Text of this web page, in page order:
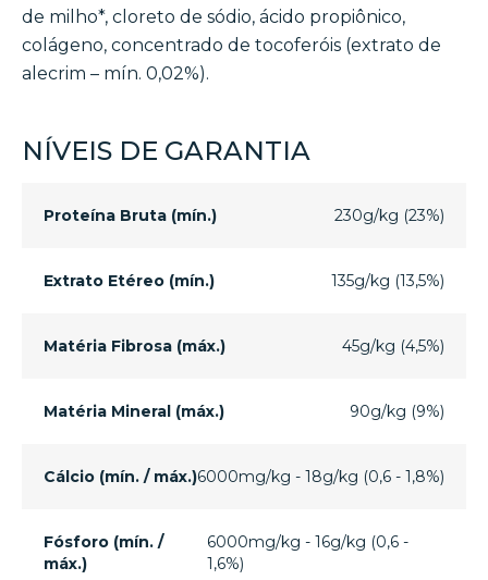
de milho*, cloreto de sódio, ácido propiônico,
colágeno, concentrado de tocoferóis (extrato de
alecrim – mín. 0,02%).
NÍVEIS DE GARANTIA
Proteína Bruta (mín.) 230g/kg (23%)
Extrato Etéreo (mín.) 135g/kg (13,5%)
Matéria Fibrosa (máx.) 45g/kg (4,5%)
Matéria Mineral (máx.) 90g/kg (9%)
Cálcio (mín. / máx.)6000mg/kg - 18g/kg (0,6 - 1,8%)
Fósforo (mín. /
máx.)
6000mg/kg - 16g/kg (0,6 -
1,6%)